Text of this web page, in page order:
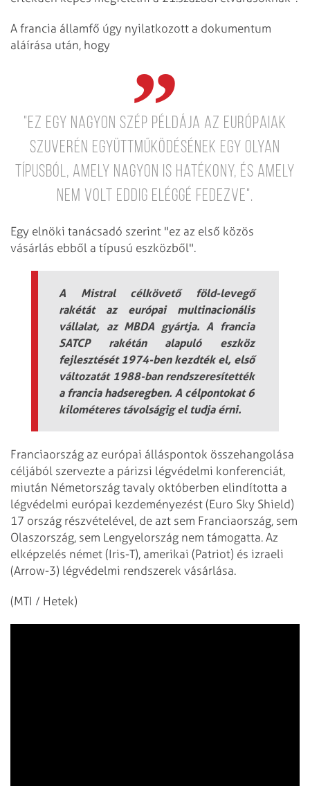
A francia államfő úgy nyilatkozott a dokumentum
aláírása után, hogy
"Ez egy nagyon szép példája az európaiak
szuverén együttműködésének egy olyan
típusból, amely nagyon is hatékony, és amely
nem volt eddig eléggé fedezve".
Egy elnöki tanácsadó szerint "ez az első közös
vásárlás ebből a típusú eszközből".
A Mistral célkövető föld-levegő
rakétát az európai multinacionális
vállalat, az MBDA gyártja. A francia
SATCP rakétán alapuló eszköz
fejlesztését 1974-ben kezdték el, első
változatát 1988-ban rendszeresítették
a francia hadseregben. A célpontokat 6
kilométeres távolságig el tudja érni.
Franciaország az európai álláspontok összehangolása
céljából szervezte a párizsi légvédelmi konferenciát,
miután Németország tavaly októberben elindította a
légvédelmi európai kezdeményezést (Euro Sky Shield)
17 ország részvételével, de azt sem Franciaország, sem
Olaszország, sem Lengyelország nem támogatta. Az
elképzelés német (Iris-T), amerikai (Patriot) és izraeli
(Arrow-3) légvédelmi rendszerek vásárlása.
(MTI / Hetek)